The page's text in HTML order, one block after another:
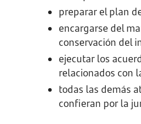
preparar el plan
encargarse del
conservación del
ejecutar los
relacionados con
todas las demás
confieran por la